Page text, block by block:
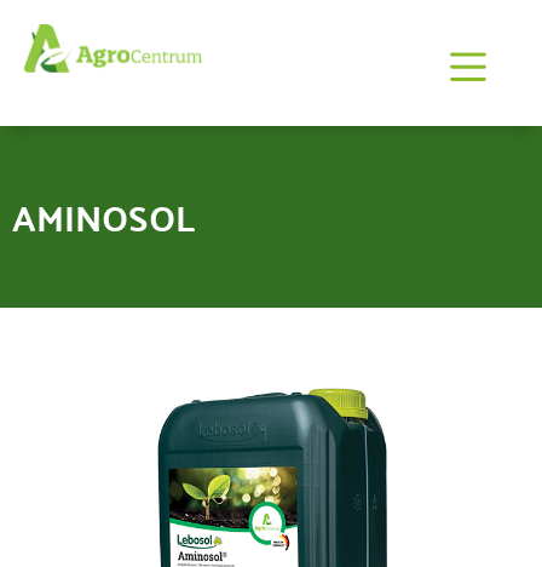
AMINOSOL